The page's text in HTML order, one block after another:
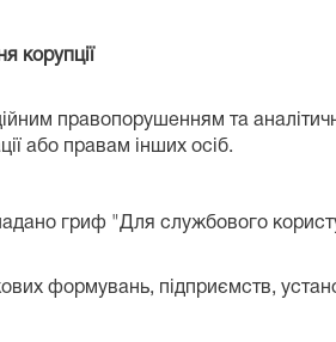
корупції
правопорушенням та
або правам інших осіб.
надано гриф "Для службового
формувань, підприємств,